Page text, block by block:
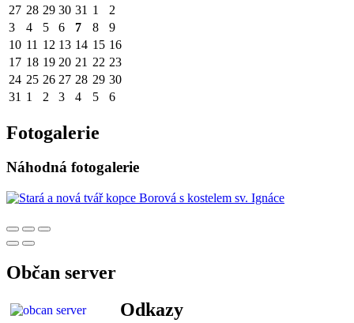
27 28 29 30 31 1
2
3
4 5 6 7 8
9
10 11 12 13 14 15 16
17 18 19 20 21 22 23
24 25 26 27 28 29 30
31 1 2 3 4 5 6
Fotogalerie
Náhodná fotogalerie
Občan server
Odkazy